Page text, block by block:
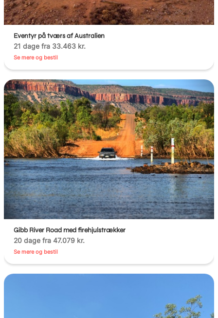
Eventyr på tværs af Australien
21 dage fra 33.463 kr.
Se mere og bestil
Gibb River Road med firehjulstrækker
20 dage fra 47.079 kr.
Se mere og bestil